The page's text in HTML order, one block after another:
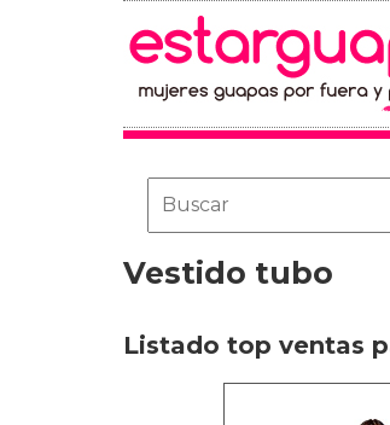
Vestido tubo
Listado top ventas